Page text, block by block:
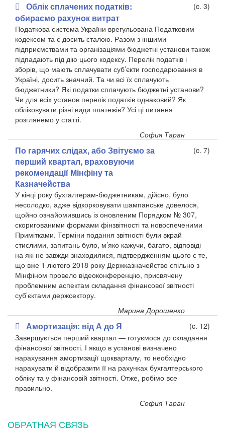
Облік сплачених податків:
обираємо рахунок витрат
(c. 3)
Податкова система України врегульована Податковим
кодексом та є досить сталою. Разом з іншими
підприємствами та організаціями бюджетні установи також
підпадають під дію цього кодексу. Перелік податків і
зборів, що мають сплачувати суб’єкти господарювання в
Україні, досить значний. Та чи всі їх сплачують
бюджетники? Які податки сплачують бюджетні установи?
Чи для всіх установ перелік податків однаковий? Як
обліковувати різні види платежів? Усі ці питання
розглянемо у статті.
София Таран
По гарячих слідах, або Звітуємо за
перший квартал, враховуючи
рекомендації Мінфіну та
Казначейства
(c. 7)
У кінці року бухгалтерам-бюджетникам, дійсно, було
несолодко, адже відкорковувати шампанське довелося,
щойно ознайомившись із оновленим Порядком № 307,
скоригованими формами фінзвітності та новоспеченими
Примітками. Терміни подання звітності були вкрай
стислими, запитань було, м’яко кажучи, багато, відповіді
на які не завжди знаходилися, підтвердженням цього є те,
що вже 1 лютого 2018 року Держказначейство спільно з
Мінфіном провело відеоконференцію, присвячену
проблемним аспектам складання фінансової звітності
суб’єктами держсектору.
Марина Дорошенко
Амортизація: від А до Я
(c. 12)
Завершується перший квартал — готуємося до складання
фінансової звітності. І якщо в установі визначено
нарахування амортизації щокварталу, то необхідно
нарахувати й відобразити її на рахунках бухгалтерського
обліку та у фінансовій звітності. Отже, робімо все
правильно.
София Таран
ОБРАТНАЯ СВЯЗЬ